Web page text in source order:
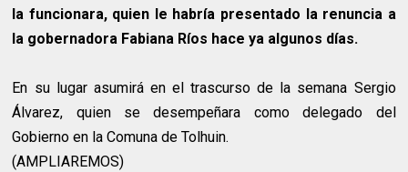
la funcionara, quien le habría presentado la renuncia a
la gobernadora Fabiana Ríos hace ya algunos días.
En su lugar asumirá en el trascurso de la semana Sergio
Álvarez, quien se desempeñara como delegado del
Gobierno en la Comuna de Tolhuin.
(AMPLIAREMOS)